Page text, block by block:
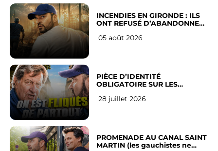
INCENDIES EN GIRONDE : ILS
ONT REFUSÉ D’ABANDONNER
05 août 2026
PIÈCE D’IDENTITÉ
OBLIGATOIRE SUR LES
Français
28 juillet 2026
PROMENADE AU CANAL SAINT
MARTIN (les gauchistes ne